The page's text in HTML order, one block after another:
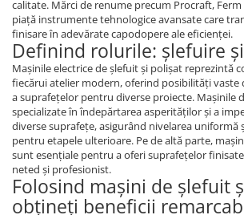
calitate. Mărci de renume precum Procraft, Ferm
piață instrumente tehnologice avansate care
finisare în adevărate capodopere ale eficienței.
Definind rolurile: șlefuire
Mașinile electrice de șlefuit și polișat reprezintă
fiecărui atelier modern, oferind posibilități vaste
a suprafețelor pentru diverse proiecte. Mașinile
specializate în îndepărtarea asperităților și a
diverse suprafețe, asigurând nivelarea uniformă
pentru etapele ulterioare. Pe de altă parte,
sunt esențiale pentru a oferi suprafețelor
neted și profesionist.
Folosind mașini de șlefuit
obțineți beneficii